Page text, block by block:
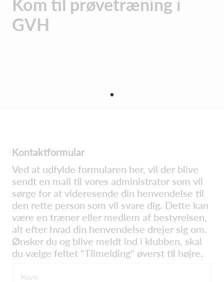
Kom til prøvetræning i
GVH
Kontaktformular
Ved at udfylde formularen her, vil der blive
sendt en mail til vores administrator som vil
sørge for at videresende din henvendelse til
den rette person som vil svare dig. Dette kan
være en træner eller medlem af bestyrelsen,
alt efter hvad din henvendelse drejer sig om.
Ønsker du og blive meldt ind i klubben, skal
du vælge feltet "Tilmelding" øverst til højre.
Navn